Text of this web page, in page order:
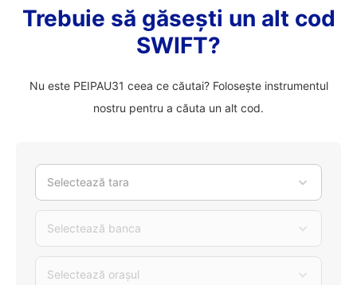
Trebuie să găsești un alt cod
SWIFT?
Nu este PEIPAU31 ceea ce căutai? Folosește instrumentul
nostru pentru a căuta un alt cod.
Selectează tara
Selectează banca
Selectează orașul